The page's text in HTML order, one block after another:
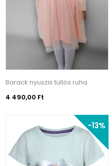
Barack nyuszis tüllös ruha
4 490,00 Ft
-13%